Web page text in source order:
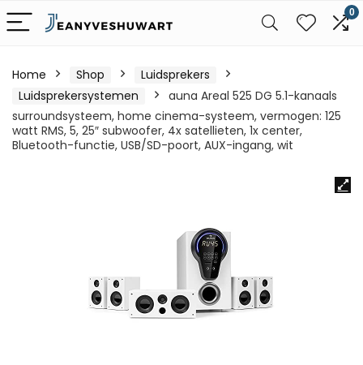
0
Home Shop
Luidsprekers
Luidsprekersystemen
auna Areal 525 DG 5.1-kanaals
surroundsysteem, home cinema-systeem, vermogen: 125
watt RMS, 5, 25″ subwoofer, 4x satellieten, 1x center,
Bluetooth-functie, USB/SD-poort, AUX-ingang, wit